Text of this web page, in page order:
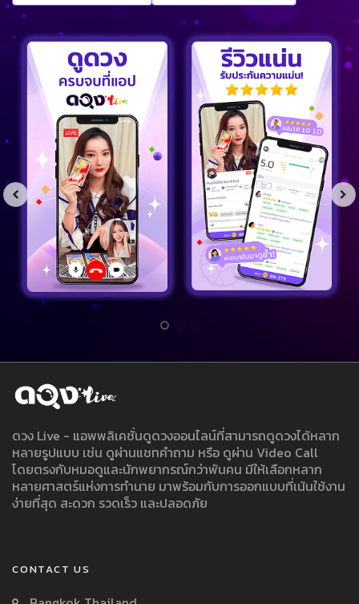
ดวง Live - แอพพลิเคชั่นดูดวงออนไลน์ที่สามารถดูดวงได้หลาก
หลายรูปแบบ เช่น ดูผ่านแชทคำถาม หรือ ดูผ่าน Video Call
โดยตรงกับหมอดูและนักพยากรณ์กว่าพันคน มีให้เลือกหลาก
หลายศาสตร์แห่งการทำนาย มาพร้อมกับการออกแบบที่เน้นใช้งาน
ง่ายที่สุด สะดวก รวดเร็ว และปลอดภัย
CONTACT US